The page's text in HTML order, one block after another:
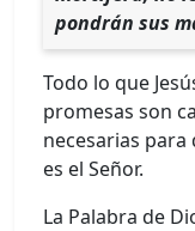
pondrán sus
Todo lo que
promesas son
necesarias para
es el Señor.
La Palabra de